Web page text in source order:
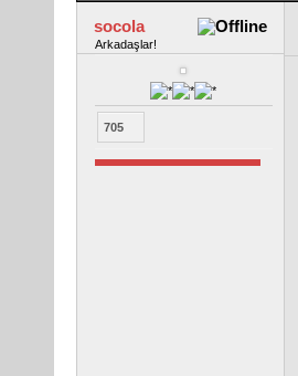
socola
Arkadaşlar!
705